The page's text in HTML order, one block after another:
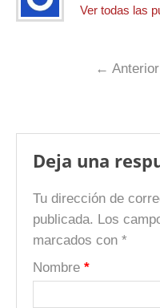
Ver todas las
← Anterior
Deja una
Tu dirección de
publicada. Los
marcados con *
Nombre *